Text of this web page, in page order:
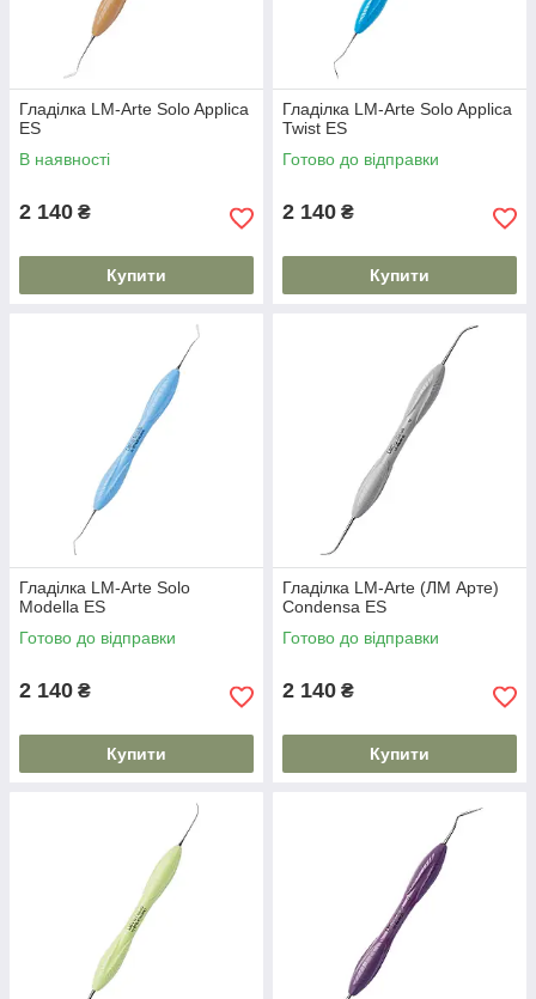
Гладілка LM-Arte Solo Applica
ES
В наявності
2 140 ₴
Купити
Гладілка LM-Arte Solo Applica
Twist ES
Готово до відправки
2 140 ₴
Купити
Гладілка LM-Arte Solo
Modella ES
Готово до відправки
2 140 ₴
Купити
Гладілка LM-Arte (ЛМ Арте)
Condensa ES
Готово до відправки
2 140 ₴
Купити